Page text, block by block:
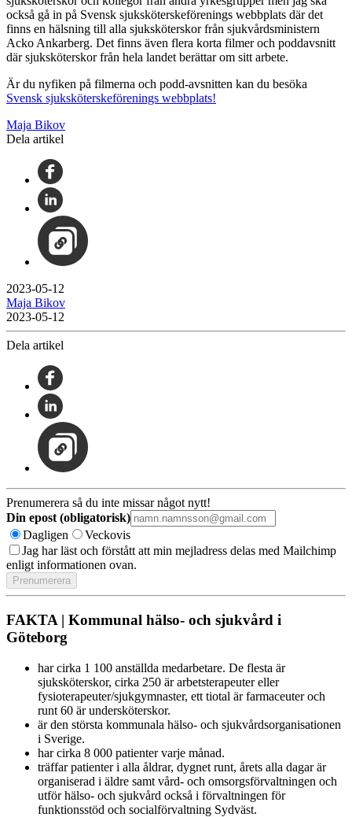
också gå in på Svensk sjuksköterskeförenings webbplats där det
finns en hälsning till alla sjuksköterskor från sjukvårdsministern
Acko Ankarberg. Det finns även flera korta filmer och poddavsnitt
där sjuksköterskor från hela landet berättar om sitt arbete.
Är du nyfiken på filmerna och podd-avsnitten kan du besöka
Svensk sjuksköterskeförenings webbplats!
Maja Bikov
Dela artikel
2023-05-12
Maja Bikov
2023-05-12
Dela artikel
Prenumerera så du inte missar något nytt!
Din epost (obligatorisk)
Dagligen
Veckovis
Jag har läst och förstått att min mejladress delas med Mailchimp
enligt informationen ovan.
FAKTA | Kommunal hälso- och sjukvård i
Göteborg
har cirka 1 100 anställda medarbetare. De flesta är
sjuksköterskor, cirka 250 är arbetsterapeuter eller
fysioterapeuter/sjukgymnaster, ett tiotal är farmaceuter och
runt 60 är undersköterskor.
är den största kommunala hälso- och sjukvårdsorganisationen
i Sverige.
har cirka 8 000 patienter varje månad.
träffar patienter i alla åldrar, dygnet runt, årets alla dagar är
organiserad i äldre samt vård- och omsorgsförvaltningen och
utför hälso- och sjukvård också i förvaltningen för
funktionsstöd och socialförvaltning Sydväst.